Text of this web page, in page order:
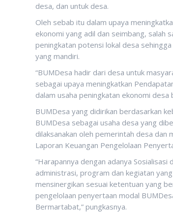
desa, dan untuk desa.
Oleh sebab itu dalam upaya
ekonomi yang adil dan seimbang, salah
peningkatan potensi lokal desa
yang mandiri.
“BUMDesa hadir dari desa untuk
sebagai upaya meningkatkan
dalam usaha peningkatan ekonomi
BUMDesa yang didirikan berdasarkan
BUMDesa sebagai usaha desa yang
dilaksanakan oleh pemerintah desa dan
Laporan Keuangan Pengelolaan
“Harapannya dengan adanya
administrasi, program dan kegiatan
mensinergikan sesuai ketentuan yang
pengelolaan penyertaan modal
Bermartabat,” pungkasnya.